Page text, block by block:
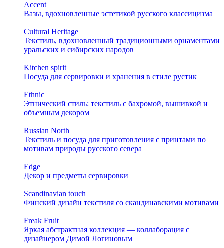
Accent
Вазы, вдохновленные эстетикой русского классицизма
Cultural Heritage
Текстиль, вдохновленный традиционными орнаментами
уральских и сибирских народов
Kitchen spirit
Посуда для сервировки и хранения в стиле рустик
Ethnic
Этнический стиль: текстиль с бахромой, вышивкой и
объемным декором
Russian North
Текстиль и посуда для приготовления с принтами по
мотивам природы русского севера
Edge
Декор и предметы сервировки
Scandinavian touch
Финский дизайн текстиля со скандинавскими мотивами
Freak Fruit
Яркая абстрактная коллекция — коллаборация с
дизайнером Димой Логиновым